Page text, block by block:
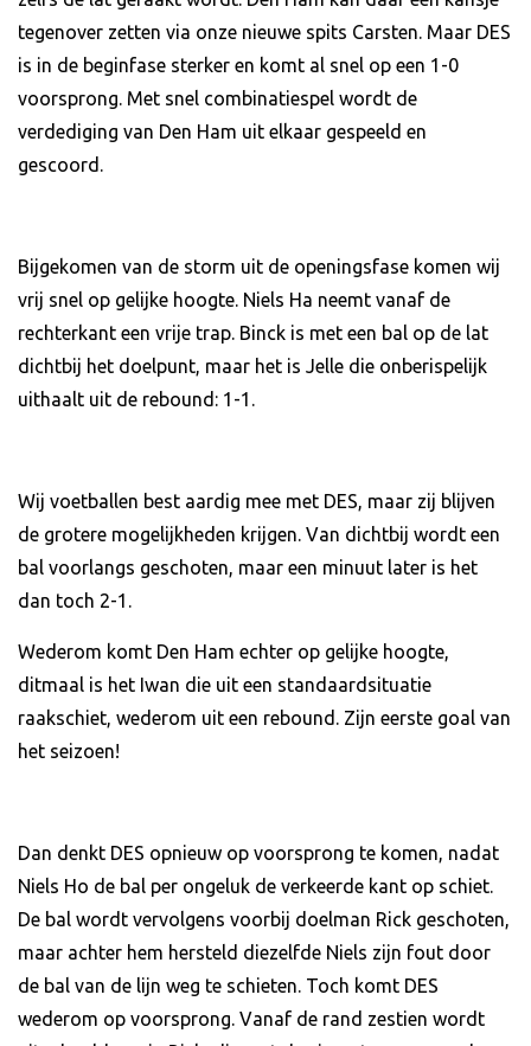
tegenover zetten via onze nieuwe spits Carsten. Maar DES
is in de beginfase sterker en komt al snel op een 1-0
voorsprong. Met snel combinatiespel wordt de
verdediging van Den Ham uit elkaar gespeeld en
gescoord.
Bijgekomen van de storm uit de openingsfase komen wij
vrij snel op gelijke hoogte. Niels Ha neemt vanaf de
rechterkant een vrije trap. Binck is met een bal op de lat
dichtbij het doelpunt, maar het is Jelle die onberispelijk
uithaalt uit de rebound: 1-1.
Wij voetballen best aardig mee met DES, maar zij blijven
de grotere mogelijkheden krijgen. Van dichtbij wordt een
bal voorlangs geschoten, maar een minuut later is het
dan toch 2-1.
Wederom komt Den Ham echter op gelijke hoogte,
ditmaal is het Iwan die uit een standaardsituatie
raakschiet, wederom uit een rebound. Zijn eerste goal van
het seizoen!
Dan denkt DES opnieuw op voorsprong te komen, nadat
Niels Ho de bal per ongeluk de verkeerde kant op schiet.
De bal wordt vervolgens voorbij doelman Rick geschoten,
maar achter hem hersteld diezelfde Niels zijn fout door
de bal van de lijn weg te schieten. Toch komt DES
wederom op voorsprong. Vanaf de rand zestien wordt